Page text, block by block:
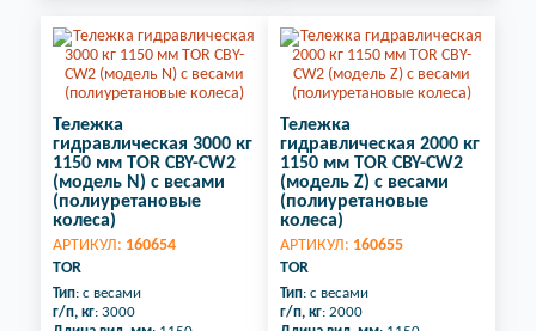
Тележка
гидравлическая 3000 кг
1150 мм TOR CBY-CW2
(модель N) с весами
(полиуретановые
колеса)
АРТИКУЛ: 160654
TOR
Тип: с весами
г/п, кг: 3000
Тележка
гидравлическая 2000 кг
1150 мм TOR CBY-CW2
(модель Z) с весами
(полиуретановые
колеса)
АРТИКУЛ: 160655
TOR
Тип: с весами
г/п, кг: 2000